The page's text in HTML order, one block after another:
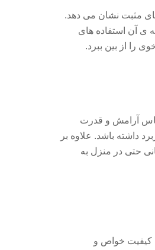
مثبت نشان می دهد.
ی آن استفاده های
را از بین ببرد.
آرامش و قدرت
داشته باشد. علاوه بر
حتی در منزل به
کیفیت خواص و